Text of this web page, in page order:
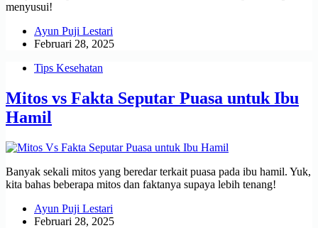
menyusui!
Ayun Puji Lestari
Februari 28, 2025
Tips Kesehatan
Mitos vs Fakta Seputar Puasa untuk Ibu
Hamil
Banyak sekali mitos yang beredar terkait puasa pada ibu hamil. Yuk,
kita bahas beberapa mitos dan faktanya supaya lebih tenang!
Ayun Puji Lestari
Februari 28, 2025